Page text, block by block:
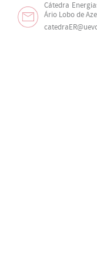
Cátedra
Ário Lobo de